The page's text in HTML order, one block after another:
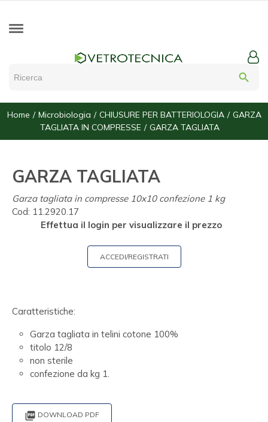
search
Home Microbiologia CHIUSURE PER BATTERIOLOGIA
GARZA
TAGLIATA IN COMPRESSE
GARZA TAGLIATA
GARZA TAGLIATA
Garza tagliata in compresse 10x10 confezione 1 kg
Cod: 11.2920.17
Effettua il login per visualizzare il prezzo
ACCEDI/REGISTRATI
Caratteristiche:
Garza tagliata in telini cotone 100%
titolo 12/8
non sterile
confezione da kg 1.
 DOWNLOAD PDF